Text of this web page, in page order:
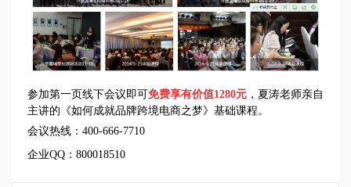
参加第一页线下会议即可免费享有价值1280元 ，夏涛老师亲自
主讲的《如何成就品牌跨境电商之梦》基础课程。
会议热线：400-666-7710
企业QQ：800018510